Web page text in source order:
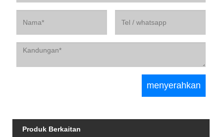
Produk Berkaitan